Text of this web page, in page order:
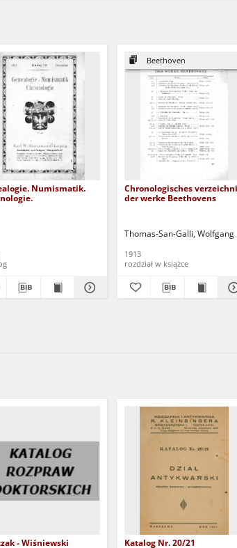
Numismatik.
Beethoven
Chronologisches
der werke Beethovens
Thomas-San-Galli,
1913
rozdział w książce
- Wiśniewski Katalog Nr. 20/21